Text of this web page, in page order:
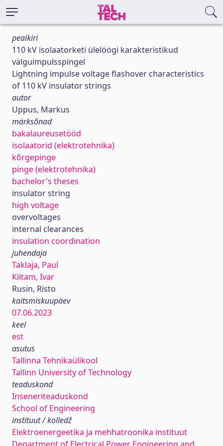
pealkiri
110 kV isolaatorketi ülelöögi karakteristikud
välguimpulsspingel
Lightning impulse voltage flashover characteristics
of 110 kV insulator strings
autor
Uppus, Markus
märksõnad
bakalaureusetööd
isolaatorid (elektrotehnika)
kõrgepinge
pinge (elektrotehnika)
bachelor's theses
insulator string
high voltage
overvoltages
internal clearances
insulation coordination
juhendaja
Taklaja, Paul
Kiitam, Ivar
Rusin, Risto
kaitsmiskuupäev
07.06.2023
keel
est
asutus
Tallinna Tehnikaülikool
Tallinn University of Technology
teaduskond
Inseneriteaduskond
School of Engineering
instituut / kolledž
Elektroenergeetika ja mehhatroonika instituut